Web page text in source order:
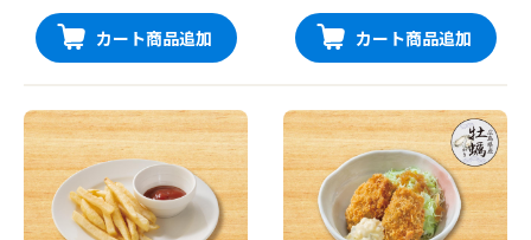
カート商品追加 カート商品追加